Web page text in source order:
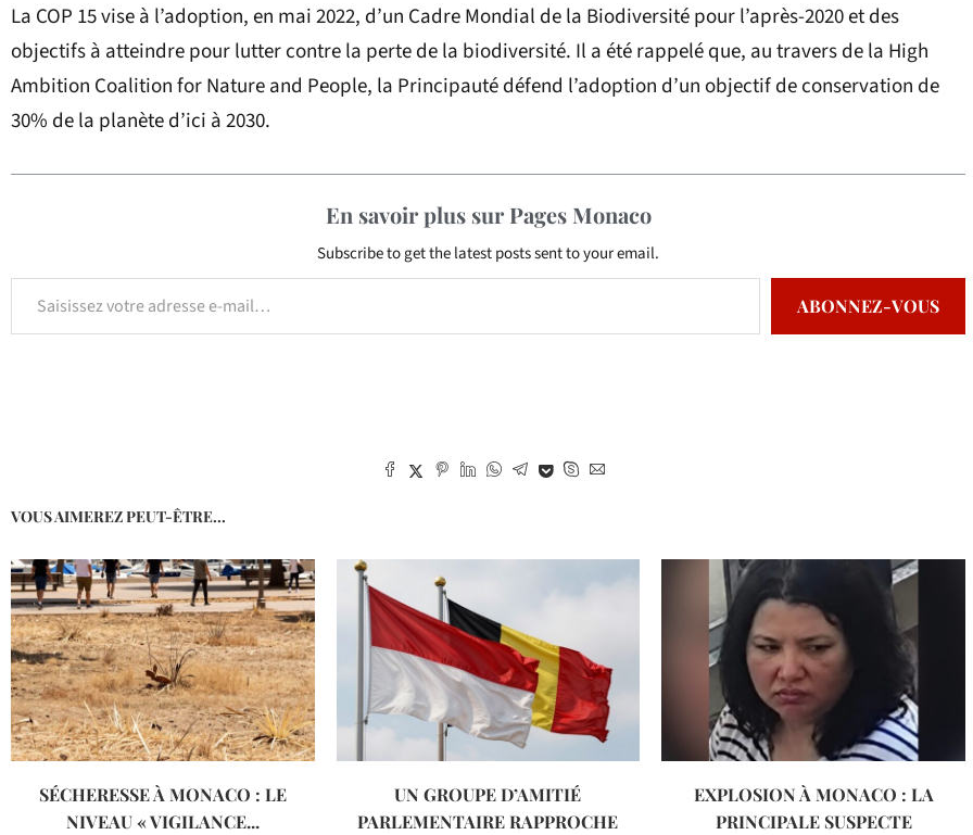
La COP 15 vise à l’adoption, en mai 2022, d’un Cadre Mondial de la Biodiversité pour l’après-2020 et des
objectifs à atteindre pour lutter contre la perte de la biodiversité. Il a été rappelé que, au travers de la High
Ambition Coalition for Nature and People, la Principauté défend l’adoption d’un objectif de conservation de
30% de la planète d’ici à 2030.
En savoir plus sur Pages Monaco
Subscribe to get the latest posts sent to your email.
ABONNEZ-VOUS
VOUS AIMEREZ PEUT-ÊTRE...
SÉCHERESSE À MONACO : LE
NIVEAU « VIGILANCE...
UN GROUPE D’AMITIÉ
PARLEMENTAIRE RAPPROCHE
EXPLOSION À MONACO : LA
PRINCIPALE SUSPECTE